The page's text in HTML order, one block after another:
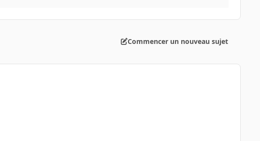
Commencer un nouveau sujet